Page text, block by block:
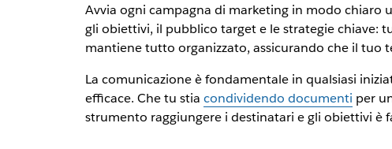
Avvia ogni campagna di marketing in modo chiaro
gli obiettivi, il pubblico target e le strategie chiave:
mantiene tutto organizzato, assicurando che il tuo
La comunicazione è fondamentale in qualsiasi
efficace. Che tu stia condividendo documenti per
strumento raggiungere i destinatari e gli obiettivi è